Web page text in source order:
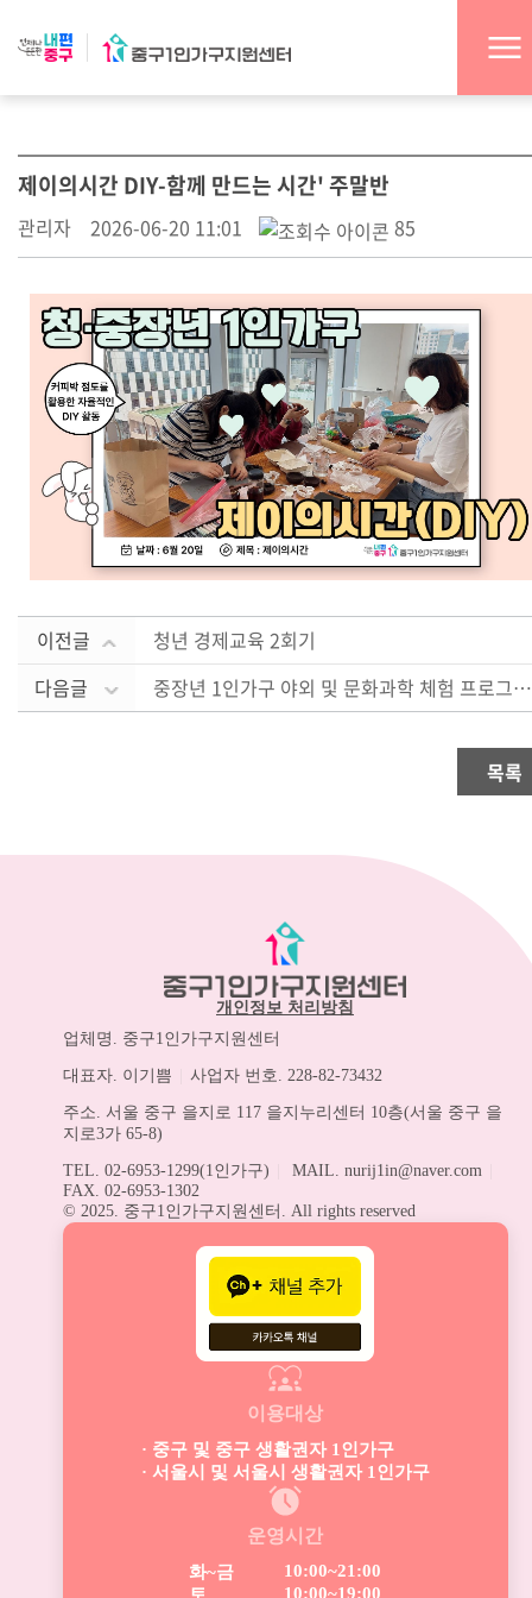
제이의시간 DIY-함께 만드는 시간' 주말반
관리자 2026-06-20 11:01 85
이전글
청년 경제교육 2회기
다음글
중장년 1인가구 야외 및 문화과학 체험 프로그램 1회기
목록
개인정보 처리방침
업체명. 중구1인가구지원센터
대표자. 이기쁨 사업자 번호. 228-82-73432
주소. 서울 중구 을지로 117 을지누리센터 10층(서울 중구 을
지로3가 65-8)
TEL. 02-6953-1299(1인가구) MAIL. nurij1in@naver.com
FAX. 02-6953-1302
© 2025. 중구1인가구지원센터. All rights reserved
이용대상
· 중구 및 중구 생활권자 1인가구
· 서울시 및 서울시 생활권자 1인가구
운영시간
화~금
10:00~21:00
10:00~19:00